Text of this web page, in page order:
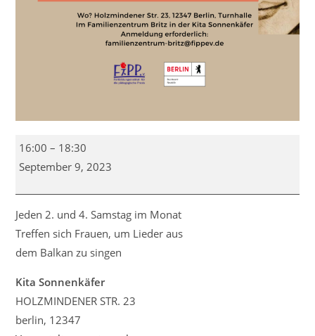
Balkanka
Chor
16:00 – 18:30
September 9, 2023
Jeden 2. und 4. Samstag im Monat
Treffen sich Frauen, um Lieder aus
dem Balkan zu singen
Kita Sonnenkäfer
HOLZMINDENER STR. 23
berlin, 12347